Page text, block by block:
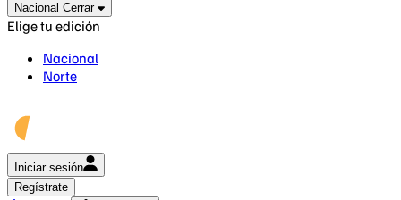
Nacional Cerrar
Elige tu edición
Nacional
Norte
Iniciar sesión
Regístrate